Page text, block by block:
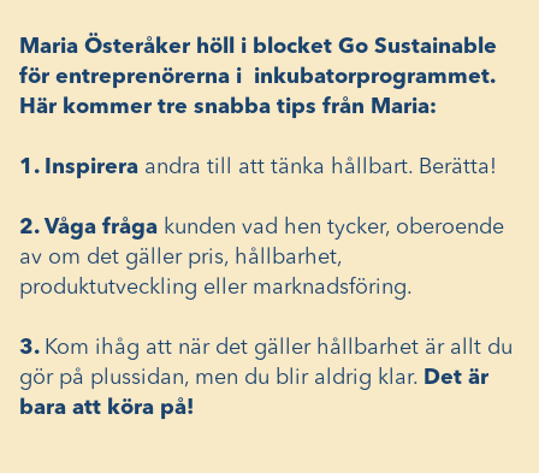
Maria Österåker höll i blocket Go Sustainable
för entreprenörerna i inkubatorprogrammet.
Här kommer tre snabba tips från Maria:
1. Inspirera andra till att tänka hållbart. Berätta!
2. Våga fråga kunden vad hen tycker, oberoende
av om det gäller pris, hållbarhet,
produktutveckling eller marknadsföring.
3. Kom ihåg att när det gäller hållbarhet är allt du
gör på plussidan, men du blir aldrig klar. Det är
bara att köra på!